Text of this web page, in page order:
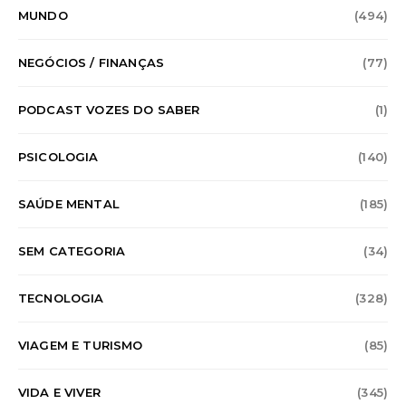
MUNDO (494)
NEGÓCIOS / FINANÇAS (77)
PODCAST VOZES DO SABER (1)
PSICOLOGIA (140)
SAÚDE MENTAL (185)
SEM CATEGORIA (34)
TECNOLOGIA (328)
VIAGEM E TURISMO (85)
VIDA E VIVER (345)